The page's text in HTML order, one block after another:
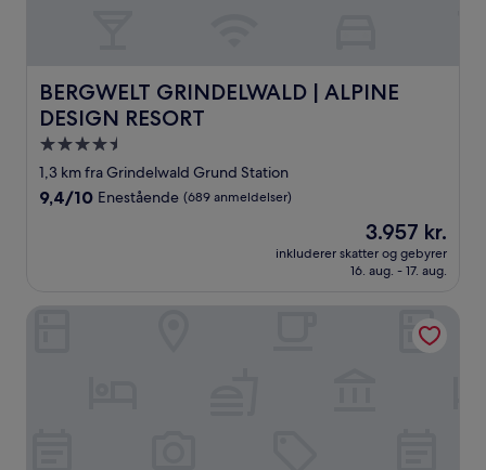
BERGWELT GRINDELWALD | ALPINE
DESIGN RESORT
BERGWELT GRINDELWALD | ALPINE DESIGN RESORT
4.5-
stjernet
overnatningssted
1,3 km fra Grindelwald Grund Station
9.4
anmeldelser)
9,4/10 Enestående (689 anmeldelser)
Prisen
er
3.957 kr.
3.957 kr.
inkluderer skatter og gebyrer
16. aug. - 17. aug.